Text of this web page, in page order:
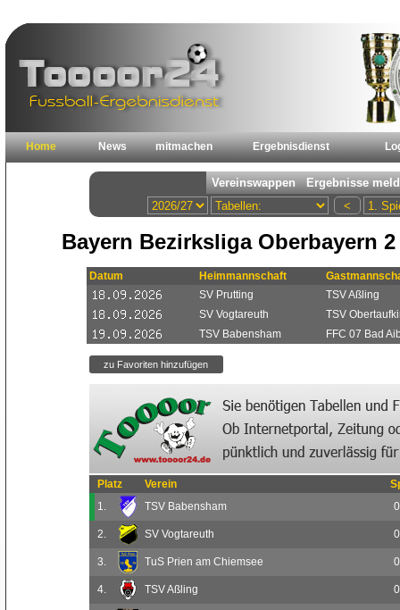
Home News mitmachen Ergebnisdienst
Bayern Bezirksliga Oberbayern
Datum Heimmannschaft
SV Prutting
TSV Aßling
SV Vogtareuth
TSV
TSV Babensham
FFC 07 Bad
Platz Verein
1.
TSV Babensham 0
2. SV Vogtareuth 0
3. TuS Prien am Chiemsee 0
4. TSV Aßling 0